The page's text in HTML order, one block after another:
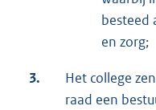
besteed
en zorg;
3.
Het college
raad een